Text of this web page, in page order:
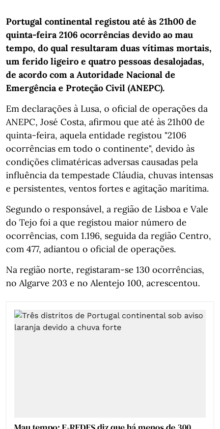
Portugal continental registou até às 21h00 de
quinta-feira 2106 ocorrências devido ao mau
tempo, do qual resultaram duas vítimas mortais,
um ferido ligeiro e quatro pessoas desalojadas,
de acordo com a Autoridade Nacional de
Emergência e Proteção Civil (ANEPC).
Em declarações à Lusa, o oficial de operações da
ANEPC, José Costa, afirmou que até às 21h00 de
quinta-feira, aquela entidade registou "2106
ocorrências em todo o continente", devido às
condições climatéricas adversas causadas pela
influência da tempestade Cláudia, chuvas intensas
e persistentes, ventos fortes e agitação marítima.
Segundo o responsável, a região de Lisboa e Vale
do Tejo foi a que registou maior número de
ocorrências, com 1.196, seguida da região Centro,
com 477, adiantou o oficial de operações.
Na região norte, registaram-se 130 ocorrências,
no Algarve 203 e no Alentejo 100, acrescentou.